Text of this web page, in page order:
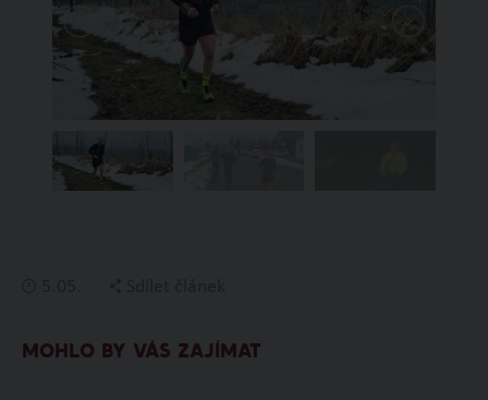
MOHLO BY VÁS ZAJÍMAT